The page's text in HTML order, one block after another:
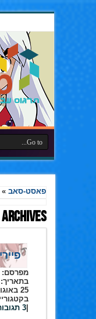
פאסט-סאב
בתאריך:
25 באוגוסט 2019
|3 תגובות